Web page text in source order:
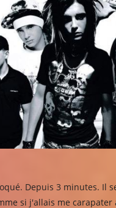
Depuis 3 minutes. Il
si j'allais me carapater